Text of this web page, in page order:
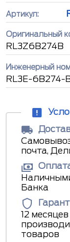
Артикул:
Оригинальный
RL3Z6B274B
Инженерный
RL3E-6B274-
почта,
Банка
12
товаров